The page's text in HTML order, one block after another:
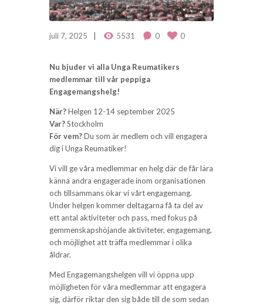
juli 7, 2025 5531 0 0
Nu bjuder vi alla Unga Reumatikers
medlemmar till vår peppiga
Engagemangshelg!
När?Helgen 12-14 september 2025
Var?Stockholm
För vem?Du som är medlem och vill engagera
dig i Unga Reumatiker!
Vi vill ge våra medlemmar en helg där de får lära
känna andra engagerade inom organisationen
och tillsammans ökar vi vårt engagemang.
Under helgen kommer deltagarna få ta del av
ett antal aktiviteter och pass, med fokus på
gemmenskapshöjande aktiviteter, engagemang,
och möjlighet att träffa medlemmar i olika
åldrar.
Med Engagemangshelgen vill vi öppna upp
möjligheten för våra medlemmar att engagera
sig, därför riktar den sig både till de som sedan